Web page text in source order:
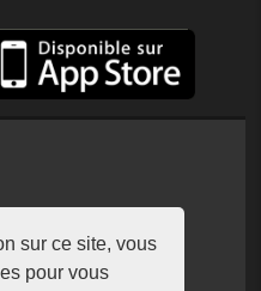
sur ce site, vous
pour vous